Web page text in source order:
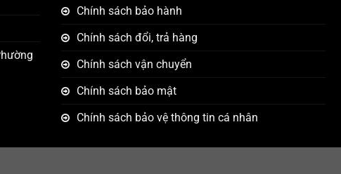
Chính sách bảo hành
Chính sách đổi, trả hàng
Chính sách vận chuyển
Chính sách bảo mật
Chính sách bảo vệ thông tin cá nhân